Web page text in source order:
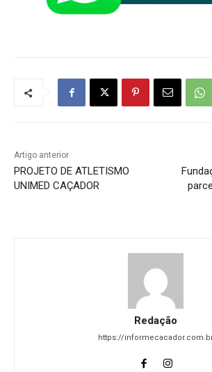
Artigo anterior
PROJETO DE ATLETISMO
UNIMED CAÇADOR
Redação
https://